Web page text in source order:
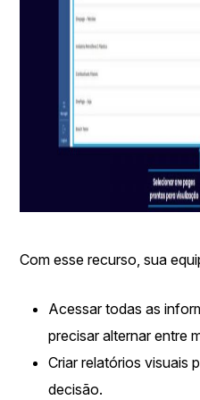
Com esse recurso, sua
Acessar todas as
precisar alternar entre
Criar relatórios visuais
decisão.